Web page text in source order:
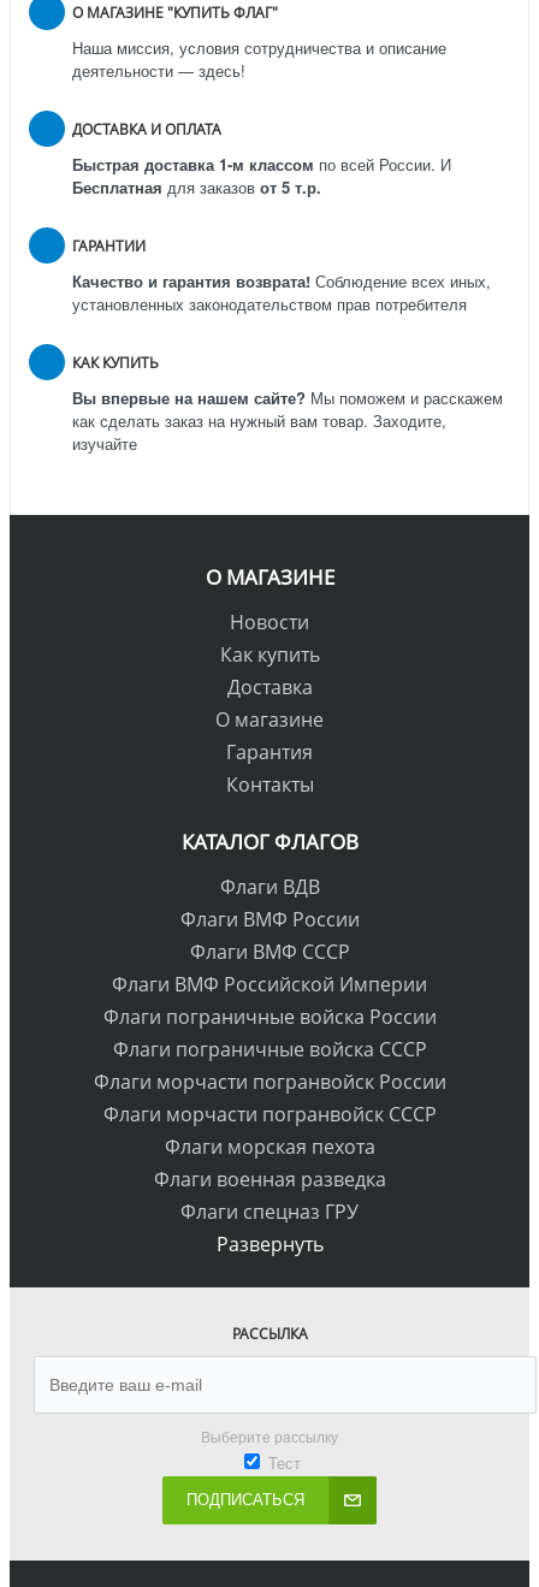
О МАГАЗИНЕ "КУПИТЬ ФЛАГ"
Наша миссия, условия сотрудничества и описание
деятельности — здесь!
ДОСТАВКА И ОПЛАТА
Быстрая доставка 1-м классом по всей России. И
Бесплатная для заказов от 5 т.р.
ГАРАНТИИ
Качество и гарантия возврата! Соблюдение всех иных,
установленных законодательством прав потребителя
КАК КУПИТЬ
Вы впервые на нашем сайте? Мы поможем и расскажем
как сделать заказ на нужный вам товар. Заходите,
изучайте
О МАГАЗИНЕ
Новости
Как купить
Доставка
О магазине
Гарантия
Контакты
КАТАЛОГ ФЛАГОВ
Флаги ВДВ
Флаги ВМФ России
Флаги ВМФ СССР
Флаги ВМФ Российской Империи
Флаги пограничные войска России
Флаги пограничные войска СССР
Флаги морчасти погранвойск России
Флаги морчасти погранвойск СССР
Флаги морская пехота
Флаги военная разведка
Флаги спецназ ГРУ
Развернуть
РАССЫЛКА
Выберите рассылку
Тест
ПОДПИСАТЬСЯ